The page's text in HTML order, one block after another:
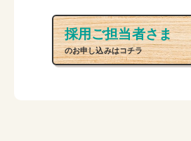
採用ご担当者さま
のお申し込みはコチラ